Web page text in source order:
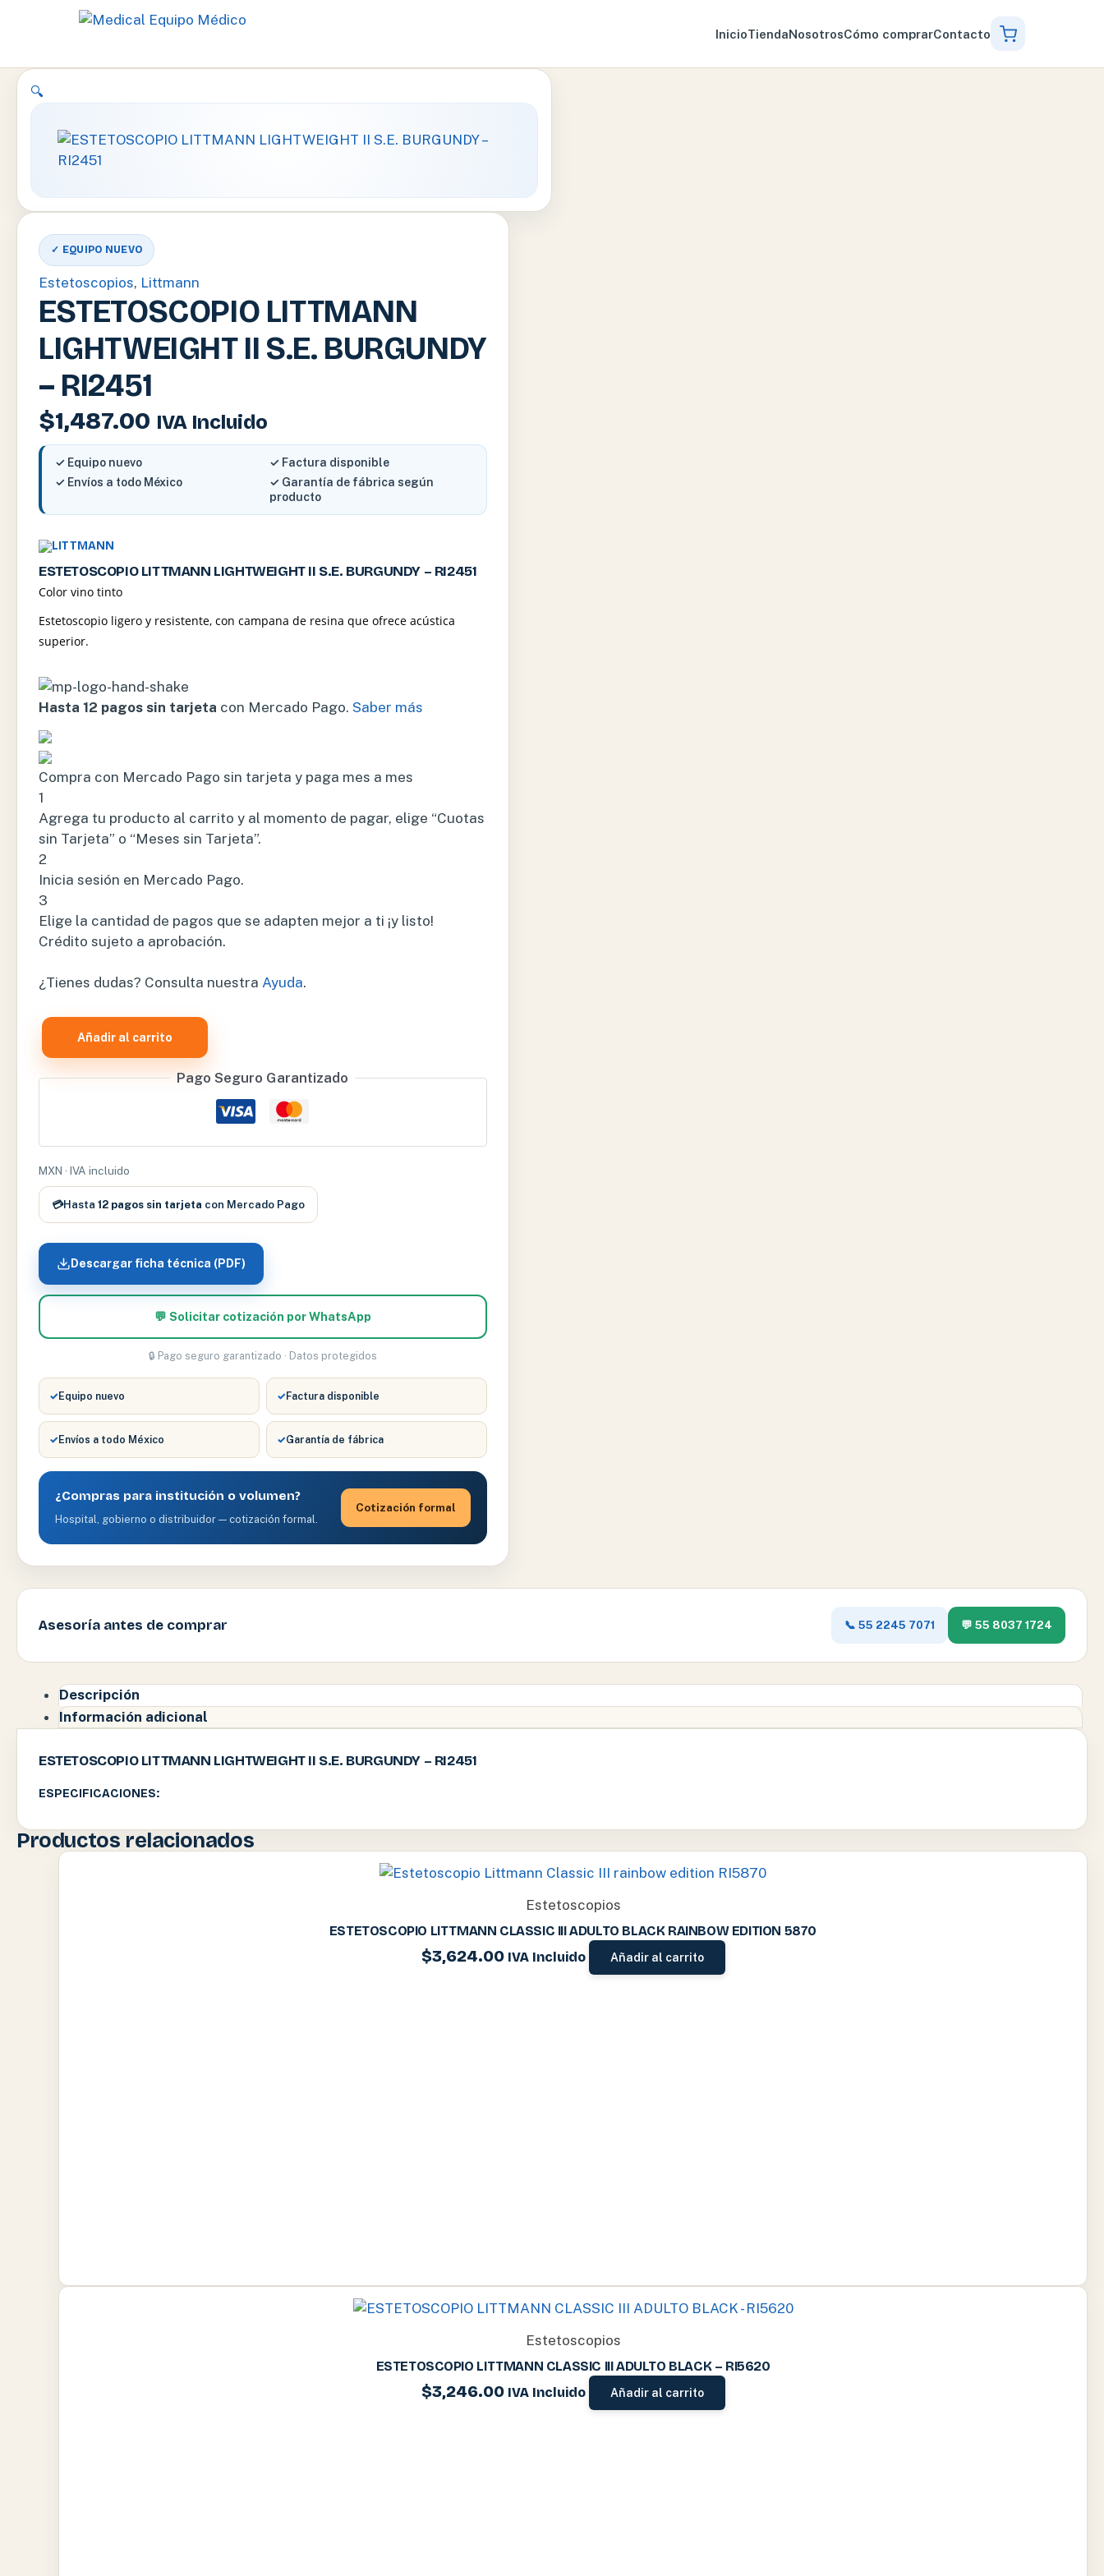
InicioTiendaNosotrosCómo comprarContacto
🔍
✓ EQUIPO NUEVO
Estetoscopios, Littmann
ESTETOSCOPIO LITTMANN
LIGHTWEIGHT II S.E. BURGUNDY
– RI2451
$1,487.00 IVA Incluido
✓ Equipo nuevo
✓ Factura disponible
✓ Envíos a todo México
✓ Garantía de fábrica según
producto
ESTETOSCOPIO LITTMANN LIGHTWEIGHT II S.E. BURGUNDY – RI2451
Color vino tinto
Estetoscopio ligero y resistente, con campana de resina que ofrece acústica
superior.
Hasta 12 pagos sin tarjeta con Mercado Pago. Saber más
Compra con Mercado Pago sin tarjeta y paga mes a mes
1
Agrega tu producto al carrito y al momento de pagar, elige “Cuotas
sin Tarjeta” o “Meses sin Tarjeta”.
2
Inicia sesión en Mercado Pago.
3
Elige la cantidad de pagos que se adapten mejor a ti ¡y listo!
Crédito sujeto a aprobación.
¿Tienes dudas? Consulta nuestra Ayuda.
ESTETOSCOPIO
–
RI2451
cantidad
Añadir al carrito
Pago Seguro Garantizado
MXN · IVA incluido
💳Hasta 12 pagos sin tarjeta con Mercado Pago
Descargar ficha técnica (PDF)
💬 Solicitar cotización por WhatsApp
🔒 Pago seguro garantizado · Datos protegidos
✓Equipo nuevo ✓Factura disponible
✓Envíos a todo México ✓Garantía de fábrica
¿Compras para institución o volumen?
Hospital, gobierno o distribuidor — cotización formal.
Cotización formal
Asesoría antes de comprar 📞 55 2245 7071 💬 55 8037 1724
Descripción
Información adicional
ESTETOSCOPIO LITTMANN LIGHTWEIGHT II S.E. BURGUNDY – RI2451
ESPECIFICACIONES:
Productos relacionados
Estetoscopios
ESTETOSCOPIO LITTMANN CLASSIC III ADULTO BLACK RAINBOW EDITION 5870
$3,624.00 IVA Incluido Añadir al carrito
Estetoscopios
ESTETOSCOPIO LITTMANN CLASSIC III ADULTO BLACK – RI5620
$3,246.00 IVA Incluido Añadir al carrito